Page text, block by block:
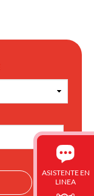
ASISTENTE EN
LINEA